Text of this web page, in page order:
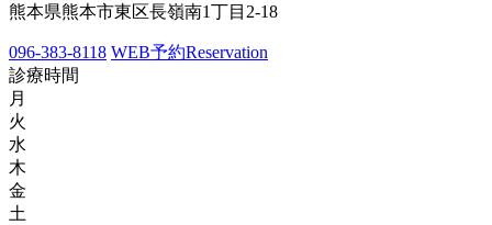
熊本県熊本市東区長嶺南1丁目2-18
096-383-8118 WEB予約Reservation
診療時間
月
火
水
木
金
土